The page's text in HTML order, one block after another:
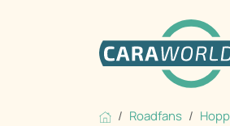
Roadfans